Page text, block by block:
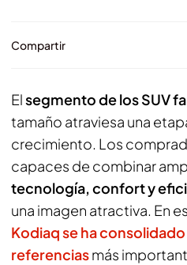
Compartir
Elsegmento de los SUV
tamaño atraviesa una
crecimiento. Los
capaces de combinar
tecnología, confort y
una imagen atractiva. En
Kodiaq se ha
referenciasmás